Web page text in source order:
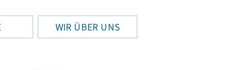
WIR ÜBER UNS